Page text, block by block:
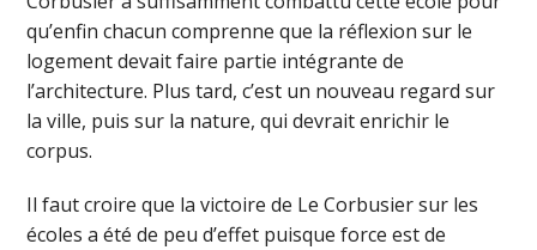
qu’enfin chacun comprenne que la réflexion sur le
logement devait faire partie intégrante de
l’architecture. Plus tard, c’est un nouveau regard sur
la ville, puis sur la nature, qui devrait enrichir le
corpus.
Il faut croire que la victoire de Le Corbusier sur les
écoles a été de peu d’effet puisque force est de